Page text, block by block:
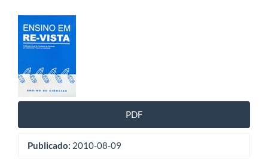
Barra
lateral
de
artigos
PDF
Publicado: 2010-08-09